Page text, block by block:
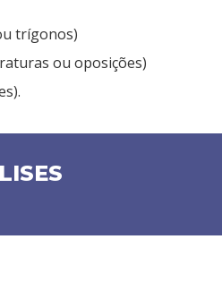
trígonos)
ou oposições)